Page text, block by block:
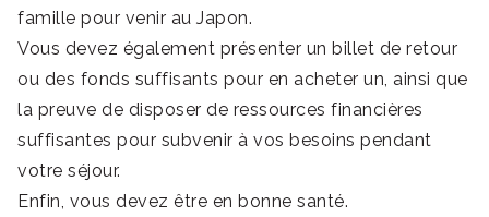
famille pour venir au Japon.
Vous devez également présenter un billet de retour
ou des fonds suffisants pour en acheter un, ainsi que
la preuve de disposer de ressources financières
suffisantes pour subvenir à vos besoins pendant
votre séjour.
Enfin, vous devez être en bonne santé.